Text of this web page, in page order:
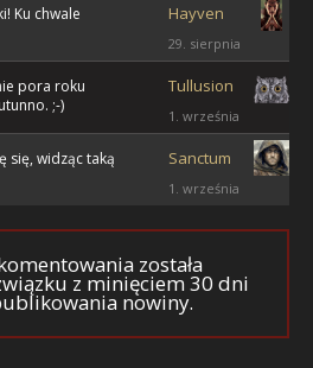
Hayven
29. sierpnia
Ku chwale
Tullusion
1. września
pora roku
;-)
Sanctum
1. września
się, widząc taką
została
z minięciem 30 dni
nowiny.